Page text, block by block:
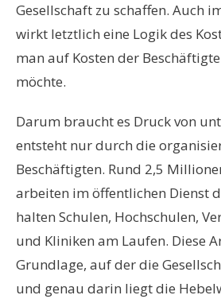
Gesellschaft zu schaffen. Auch
wirkt letztlich eine Logik des
man auf Kosten der Beschä
möchte.
Darum braucht es Druck von
entsteht nur durch die
Beschäftigten. Rund 2,5
arbeiten im öffentlichen Dienst
halten Schulen, Hochschulen,
und Kliniken am Laufen. Diese
Grundlage, auf der die
und genau darin liegt die